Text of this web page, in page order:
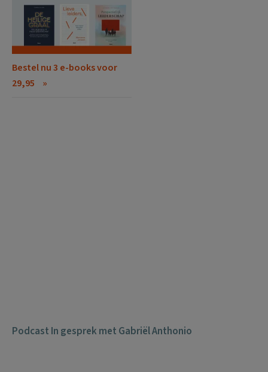
Bestel nu 3 e-books voor
29,95
Podcast In gesprek met Gabriël Anthonio